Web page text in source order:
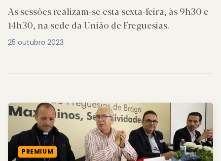
As sessões realizam-se esta sexta-feira, às 9h30 e
14h30, na sede da União de Freguesias.
25 outubro 2023
PREMIUM